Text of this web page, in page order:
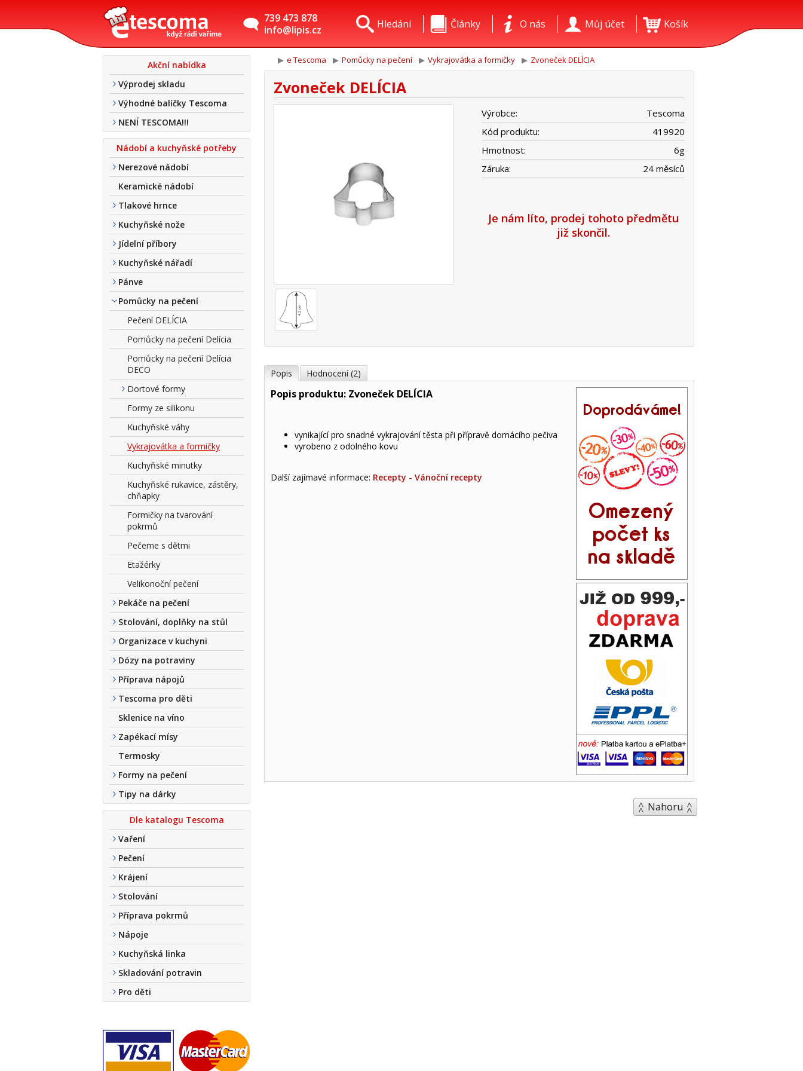
739 473 878
info@lipis.cz
Košík
Můj účet
O nás
Články
Hledání
Akční nabídka
Výprodej skladu
Výhodné balíčky Tescoma
NENÍ TESCOMA!!!
Nádobí a kuchyňské potřeby
Nerezové nádobí
Keramické nádobí
Tlakové hrnce
Kuchyňské nože
Jídelní příbory
Kuchyňské nářadí
Pánve
Pomůcky na pečení
Pečení DELÍCIA
Pomůcky na pečení Delícia
Pomůcky na pečení Delícia
DECO
Dortové formy
Formy ze silikonu
Kuchyňské váhy
Vykrajovátka a formičky
Kuchyňské minutky
Kuchyňské rukavice, zástěry,
chňapky
Formičky na tvarování
pokrmů
Pečeme s dětmi
Etažérky
Velikonoční pečení
Pekáče na pečení
Stolování, doplňky na stůl
Organizace v kuchyni
Dózy na potraviny
Příprava nápojů
Tescoma pro děti
Sklenice na víno
Zapékací mísy
Termosky
Formy na pečení
Tipy na dárky
Dle katalogu Tescoma
Vaření
Pečení
Krájení
Stolování
Příprava pokrmů
Nápoje
Kuchyňská linka
Skladování potravin
Pro děti
e Tescoma Pomůcky na pečení Vykrajovátka a formičky Zvoneček DELÍCIA
Zvoneček DELÍCIA
Výrobce:
Tescoma
Kód produktu:
419920
Hmotnost:
6g
Záruka:
24 měsíců
Je nám líto, prodej tohoto předmětu
již skončil.
Popis Hodnocení (2)
Popis produktu: Zvoneček DELÍCIA
vynikající pro snadné vykrajování těsta při přípravě domácího pečiva
vyrobeno z odolného kovu
Další zajímavé informace: Recepty - Vánoční recepty
Nahoru